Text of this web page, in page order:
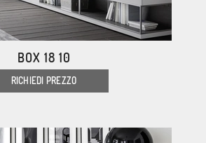
BOX 18 10
RICHIEDI PREZZO